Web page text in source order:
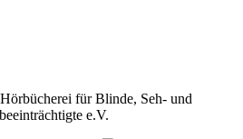
für Blinde, Seh- und
e.V.